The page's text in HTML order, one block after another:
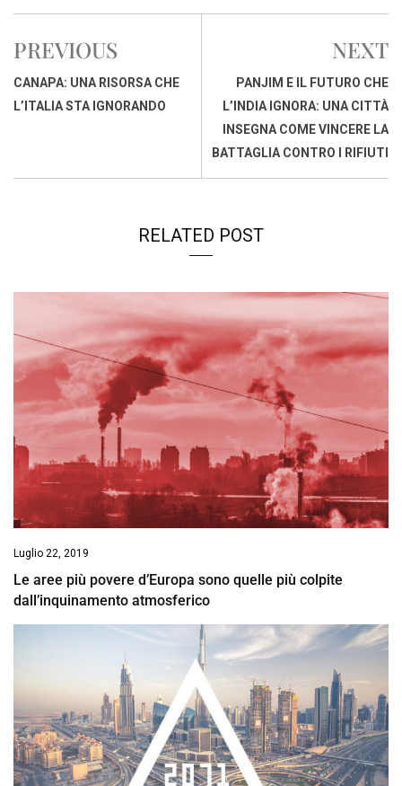
c
b
o
o
a
s
A
p
n
d
I
r
d
s
a
p
n
k
i
PREVIOUS
CANAPA: UNA RISORSA CHE
L’ITALIA STA IGNORANDO
NEXT
PANJIM E IL FUTURO CHE
L’INDIA IGNORA: UNA CITTÀ
INSEGNA COME VINCERE LA
BATTAGLIA CONTRO I RIFIUTI
RELATED POST
Luglio 22, 2019
Le aree più povere d’Europa sono quelle più colpite
dall’inquinamento atmosferico